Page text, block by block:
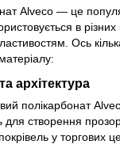
Alveco — це
в різних
Ось
архітектура
полікарбонат
для створення
у торгових